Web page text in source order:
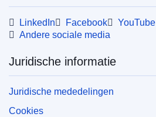
LinkedIn Facebook
YouTube
Andere sociale media
Juridische informatie
Juridische mededelingen
Cookies